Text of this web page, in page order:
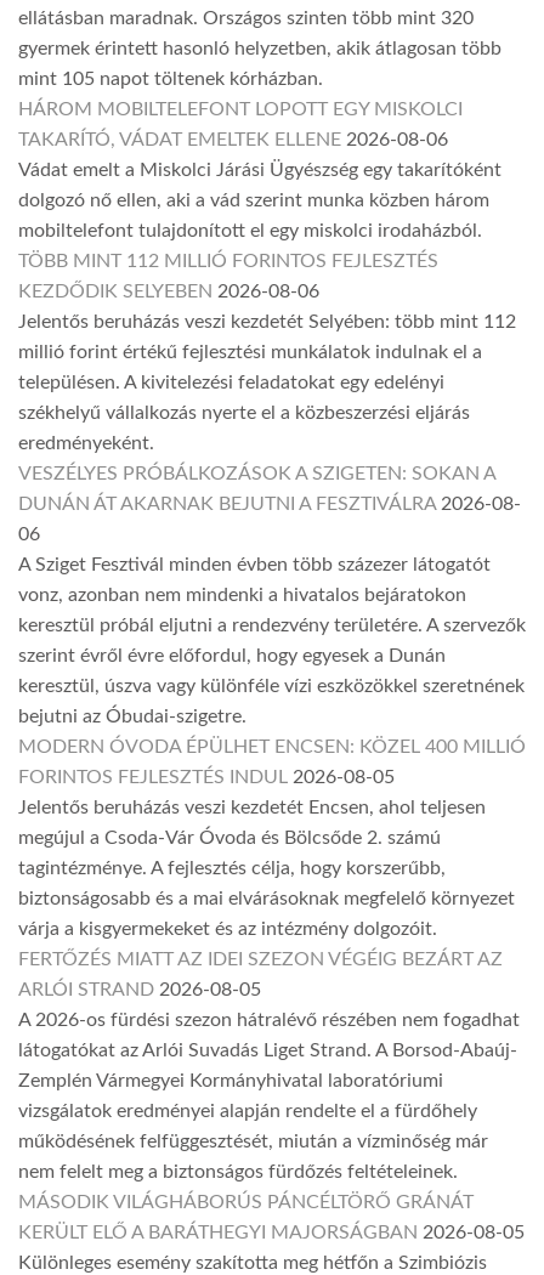
ellátásban maradnak. Országos szinten több mint 320
gyermek érintett hasonló helyzetben, akik átlagosan több
mint 105 napot töltenek kórházban.
HÁROM MOBILTELEFONT LOPOTT EGY MISKOLCI
TAKARÍTÓ, VÁDAT EMELTEK ELLENE 2026-08-06
Vádat emelt a Miskolci Járási Ügyészség egy takarítóként
dolgozó nő ellen, aki a vád szerint munka közben három
mobiltelefont tulajdonított el egy miskolci irodaházból.
TÖBB MINT 112 MILLIÓ FORINTOS FEJLESZTÉS
KEZDŐDIK SELYEBEN 2026-08-06
Jelentős beruházás veszi kezdetét Selyében: több mint 112
millió forint értékű fejlesztési munkálatok indulnak el a
településen. A kivitelezési feladatokat egy edelényi
székhelyű vállalkozás nyerte el a közbeszerzési eljárás
eredményeként.
VESZÉLYES PRÓBÁLKOZÁSOK A SZIGETEN: SOKAN A
DUNÁN ÁT AKARNAK BEJUTNI A FESZTIVÁLRA 2026-08-
06
A Sziget Fesztivál minden évben több százezer látogatót
vonz, azonban nem mindenki a hivatalos bejáratokon
keresztül próbál eljutni a rendezvény területére. A szervezők
szerint évről évre előfordul, hogy egyesek a Dunán
keresztül, úszva vagy különféle vízi eszközökkel szeretnének
bejutni az Óbudai-szigetre.
MODERN ÓVODA ÉPÜLHET ENCSEN: KÖZEL 400 MILLIÓ
FORINTOS FEJLESZTÉS INDUL 2026-08-05
Jelentős beruházás veszi kezdetét Encsen, ahol teljesen
megújul a Csoda-Vár Óvoda és Bölcsőde 2. számú
tagintézménye. A fejlesztés célja, hogy korszerűbb,
biztonságosabb és a mai elvárásoknak megfelelő környezet
várja a kisgyermekeket és az intézmény dolgozóit.
FERTŐZÉS MIATT AZ IDEI SZEZON VÉGÉIG BEZÁRT AZ
ARLÓI STRAND 2026-08-05
A 2026-os fürdési szezon hátralévő részében nem fogadhat
látogatókat az Arlói Suvadás Liget Strand. A Borsod-Abaúj-
Zemplén Vármegyei Kormányhivatal laboratóriumi
vizsgálatok eredményei alapján rendelte el a fürdőhely
működésének felfüggesztését, miután a vízminőség már
nem felelt meg a biztonságos fürdőzés feltételeinek.
MÁSODIK VILÁGHÁBORÚS PÁNCÉLTÖRŐ GRÁNÁT
KERÜLT ELŐ A BARÁTHEGYI MAJORSÁGBAN 2026-08-05
Különleges esemény szakította meg hétfőn a Szimbiózis